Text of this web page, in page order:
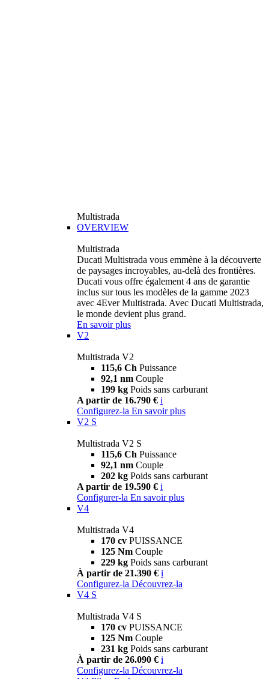
Multistrada
OVERVIEW
Multistrada
Ducati Multistrada vous emmène à la découverte
de paysages incroyables, au-delà des frontières.
Ducati vous offre également 4 ans de garantie
inclus sur tous les modèles de la gamme 2023
avec 4Ever Multistrada. Avec Ducati Multistrada,
le monde devient plus grand.
En savoir plus
V2
Multistrada V2
115,6 Ch Puissance
92,1 nm Couple
199 kg Poids sans carburant
A partir de 16.790 € i
Configurez-la En savoir plus
V2 S
Multistrada V2 S
115,6 Ch Puissance
92,1 nm Couple
202 kg Poids sans carburant
A partir de 19.590 € i
Configurer-la En savoir plus
V4
Multistrada V4
170 cv PUISSANCE
125 Nm Couple
229 kg Poids sans carburant
À partir de 21.390 € i
Configurez-la Découvrez-la
V4 S
Multistrada V4 S
170 cv PUISSANCE
125 Nm Couple
231 kg Poids sans carburant
À partir de 26.090 € i
Configurez-la Découvrez-la